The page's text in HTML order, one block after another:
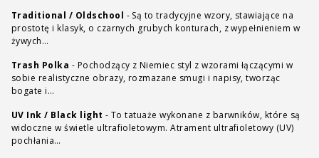
Traditional / Oldschool - Są to tradycyjne wzory, stawiające na
prostotę i klasyk, o czarnych grubych konturach, z wypełnieniem w
żywych…
Trash Polka - Pochodzący z Niemiec styl z wzorami łączącymi w
sobie realistyczne obrazy, rozmazane smugi i napisy, tworząc
bogate i…
UV Ink / Black light - To tatuaże wykonane z barwników, które są
widoczne w świetle ultrafioletowym. Atrament ultrafioletowy (UV)
pochłania…